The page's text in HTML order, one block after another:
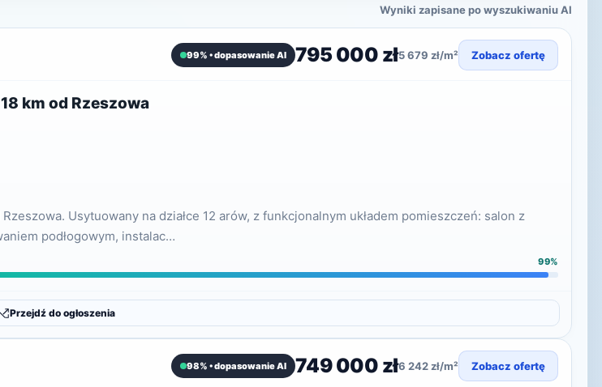
Wyniki zapisane po wyszukiwaniu AI
99% • dopasowanie AI 795 000 zł5 679 zł/m² Zobacz ofertę
km od Rzeszowa
Usytuowany na działce 12 arów, z funkcjonalnym układem pomieszczeń: salon z
podłogowym, instalac…
99%
Przejdź do ogłoszenia
98% • dopasowanie AI 749 000 zł6 242 zł/m² Zobacz ofertę